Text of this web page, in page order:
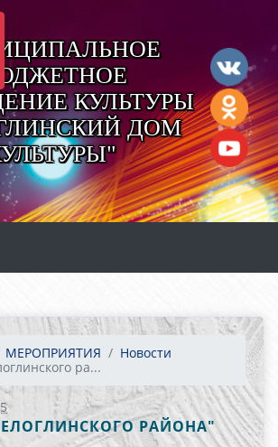
КУЛЬТУРЫ
ДОМ
МЕРОПРИЯТИЯ
Новости
ра...
РАЙОНА"